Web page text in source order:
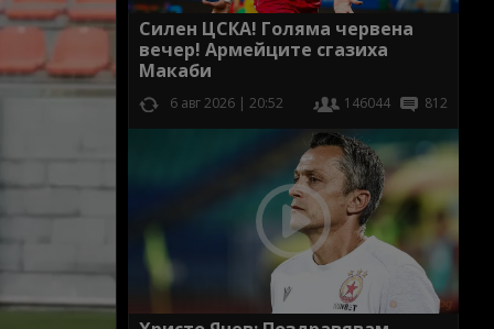
Силен ЦСКА! Голяма червена
вечер! Армейците сгазиха
Макаби
6 авг 2026 | 20:52 146044 812